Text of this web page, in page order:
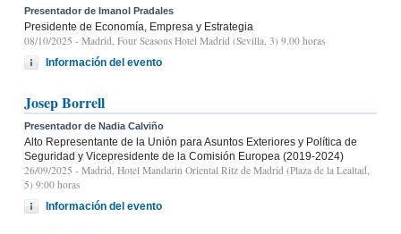
Presentador de Imanol Pradales
Presidente de Economía, Empresa y Estrategia
08/10/2025 - Madrid, Four Seasons Hotel Madrid (Sevilla, 3) 9.00 horas
Información del evento
Josep Borrell
Presentador de Nadia Calviño
Alto Representante de la Unión para Asuntos Exteriores y Política de
Seguridad y Vicepresidente de la Comisión Europea (2019-2024)
26/09/2025 - Madrid, Hotel Mandarin Oriental Ritz de Madrid (Plaza de la Lealtad,
5) 9:00 horas
Información del evento